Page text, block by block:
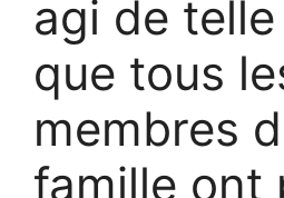
agi de
que tous
membres
famille ont